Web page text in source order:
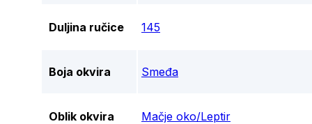
Duljina ručice 145
Boja okvira Smeđa
Oblik okvira Mačje oko/Leptir